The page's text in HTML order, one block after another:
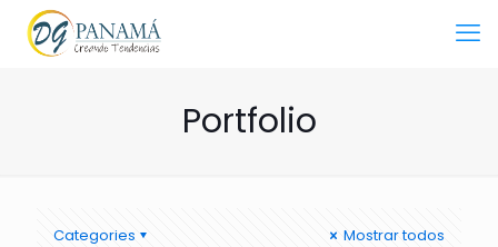
Portfolio
Categories Mostrar todos